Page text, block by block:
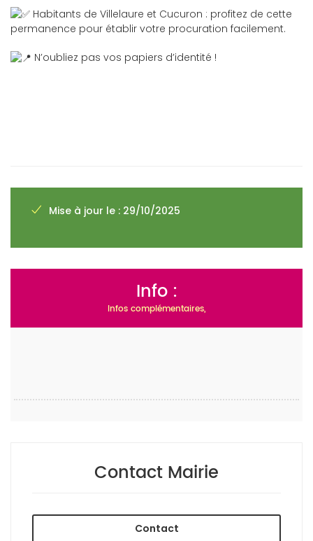
Habitants de Villelaure et Cucuron : profitez de cette
permanence pour établir votre procuration facilement.
N’oubliez pas vos papiers d’identité !
Mise à jour le : 29/10/2025
Info :
Infos complémentaires,
Contact Mairie
Contact